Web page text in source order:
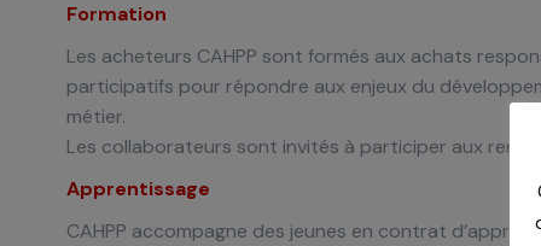
Formation
Les acheteurs CAHPP sont formés aux achats
participatifs pour répondre aux enjeux du
métier.
Les collaborateurs sont invités à participer aux
Apprentissage
CAHPP accompagne des jeunes en contrat